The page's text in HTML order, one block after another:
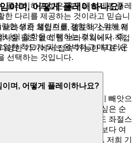
플레이하고 싶은 욕구와 실제로 플레
한 다리를 제공하는 것이라고 믿습니
한 생존 챌린지를 경험하기 위해 저
나의 철학을 선택하는 것입니다. 즉,
한 척도가 되는 완벽하고 매끄러운
선택하는 것입니다.
중하며, 현대 생활이 끊임없이 빼앗으
입니다. 저희는 플레이하고 싶은 순
, 설치 또는 업데이트—이라도 좌절스
알고 있습니다. 저희는 무엇보다 여
때문에 기다림을 없앴습니다. 저희 기
이며, 어떻게 플레이하나요?
브라우저 게임으로, 별도의 소프트웨
할 필요 없이 웹 브라우저에서 직접
양한 기기에서 접속 가능한 무료 서
며, 어떻게 플레이하나요?